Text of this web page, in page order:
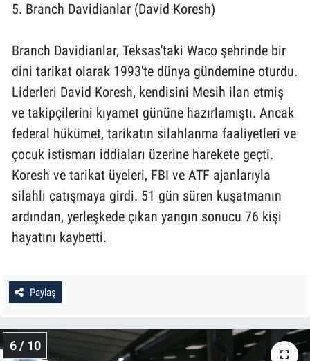
5. Branch Davidianlar (David Koresh)
Branch Davidianlar, Teksas'taki Waco şehrinde bir
dini tarikat olarak 1993'te dünya gündemine oturdu.
Liderleri David Koresh, kendisini Mesih ilan etmiş
ve takipçilerini kıyamet gününe hazırlamıştı. Ancak
federal hükümet, tarikatın silahlanma faaliyetleri ve
çocuk istismarı iddiaları üzerine harekete geçti.
Koresh ve tarikat üyeleri, FBI ve ATF ajanlarıyla
silahlı çatışmaya girdi. 51 gün süren kuşatmanın
ardından, yerleşkede çıkan yangın sonucu 76 kişi
hayatını kaybetti.
Paylaş
6 / 10